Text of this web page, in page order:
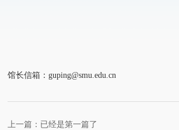
馆长信箱：guping@smu.edu.cn
上一篇：已经是第一篇了